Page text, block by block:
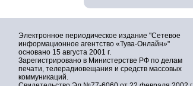
Электронное периодическое издание "Сетевое
информационное агентство «Тува-Онлайн»"
основано 15 августа 2001 г.
Зарегистрировано в Министерстве РФ по делам
печати, телерадиовещания и средств массовых
коммуникаций.